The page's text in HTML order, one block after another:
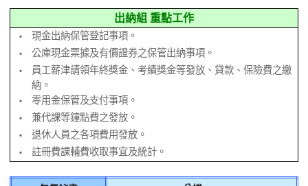
出納組 重點工作
‧
現金出納保管登記事項。
‧ 公庫現金票據及有價證券之保管出納事項。
‧
員工薪津請領年終獎金、考績獎金等發放、貸款、保險費之繳
納。
‧ 零用金保管及支付事項。
‧ 兼代課等鐘點費之發放。
‧ 退休人員之各項費用發放。
‧ 註冊費課輔費收取事宜及統計。